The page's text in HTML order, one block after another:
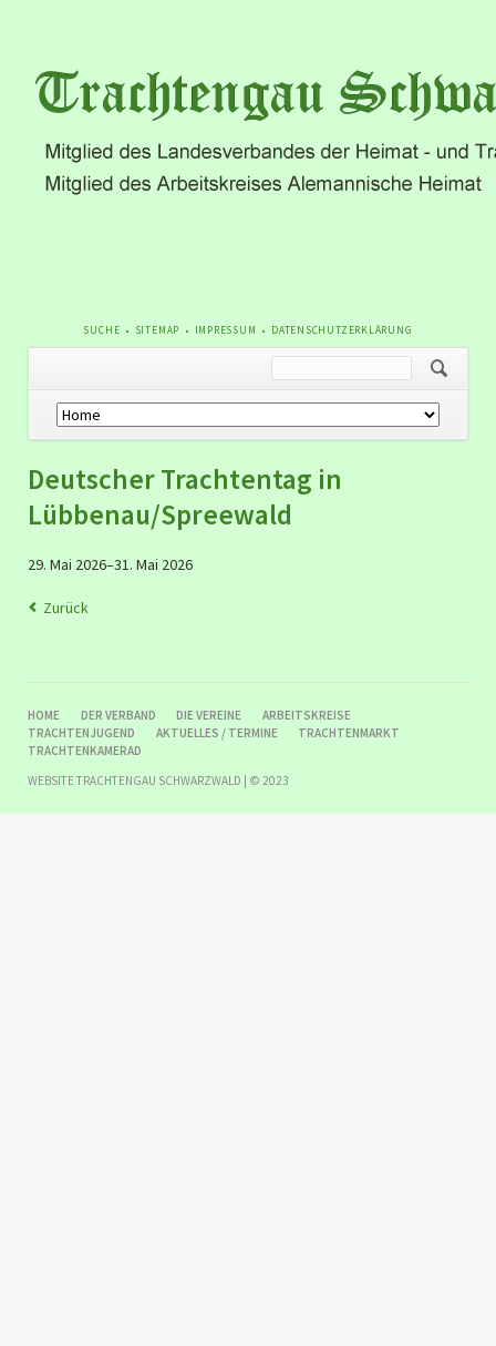
NAVIGATION
SUCHE SITEMAP IMPRESSUM DATENSCHUTZERKLÄRUNG
Navigation
überspringen
Deutscher Trachtentag in
Lübbenau/Spreewald
29. Mai 2026–31. Mai 2026
Zurück
NAVIGATION
ÜBERSPRINGEN
HOME DER VERBAND DIE VEREINE
ARBEITSKREISE
TRACHTENJUGEND
AKTUELLES / TERMINE
TRACHTENMARKT
TRACHTENKAMERAD
WEBSITE TRACHTENGAU SCHWARZWALD | © 2023